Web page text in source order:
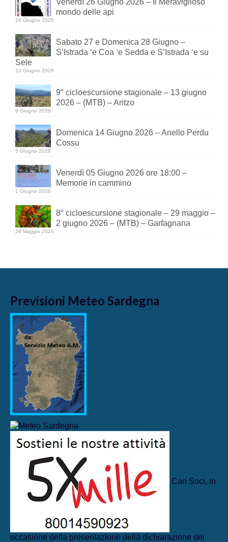
Venerdì 26 Giugno 2026 – Il Meraviglioso
mondo delle api
16 Giugno 2026
Sabato 27 e Domenica 28 Giugno –
S’Istrada ‘e Coa ‘e Sedda e S’Istrada ‘e su
Sele
13 Giugno 2026
9° cicloescursione stagionale – 13 giugno
2026 – (MTB) – Aritzo
8 Giugno 2026
Domenica 14 Giugno 2026 – Anello Perdu
Cossu
5 Giugno 2026
Venerdì 05 Giugno 2026 ore 18:00 –
Memorie in cammino
1 Giugno 2026
8° cicloescursione stagionale – 29 maggio –
2 giugno 2026 – (MTB) – Garfagnana
28 Maggio 2026
Previsioni Meteo Sardegna
Cari Soci, in
occasione della presentazione della dichiarazione dei